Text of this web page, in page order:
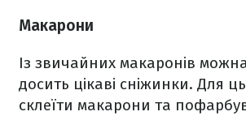
Макарони
Із звичайних макаронів
досить цікаві сніжинки. Для
склеїти макарони та